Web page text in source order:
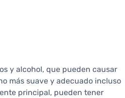
y alcohol, que pueden causar
más suave y adecuado incluso
principal, pueden tener